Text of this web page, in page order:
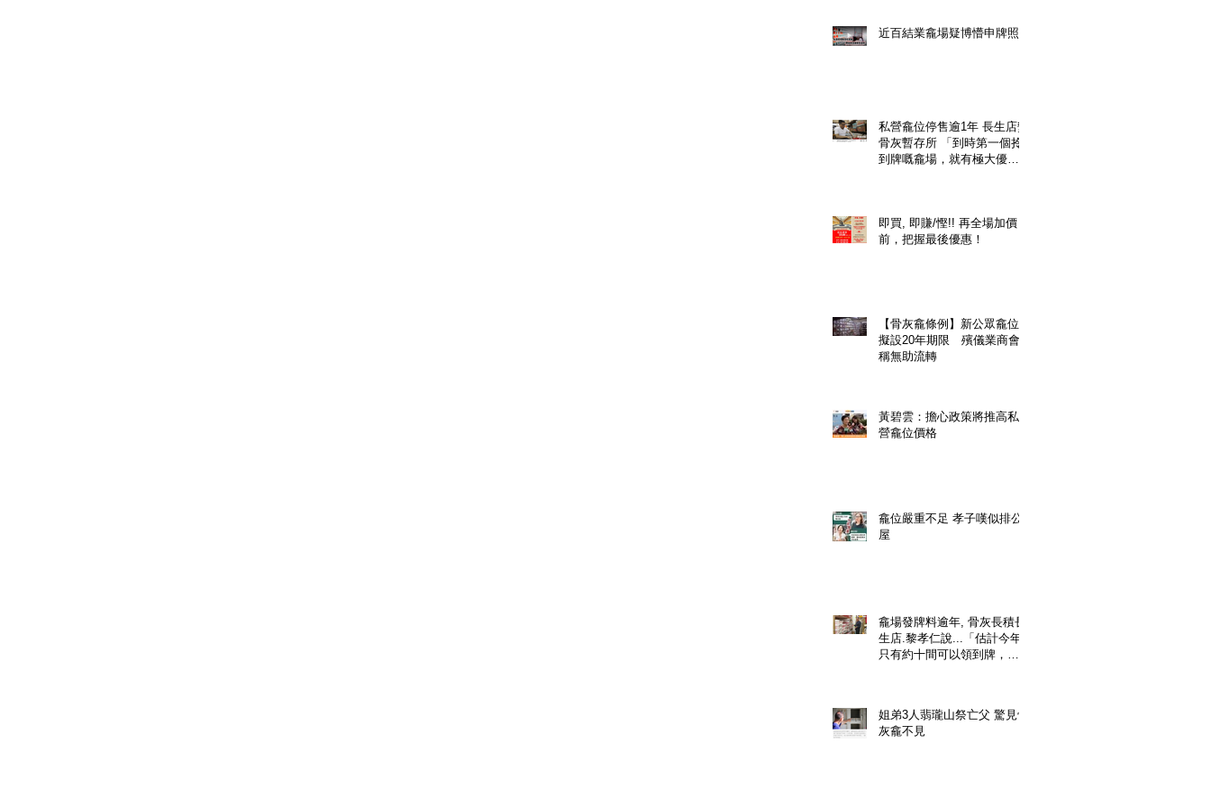
近百結業龕場疑博懵申牌照
私營龕位停售逾1年 長生店變
骨灰暫存所 「到時第一個拎
到牌嘅龕場，就有極大優
即買, 即賺/慳!! 再全場加價
前，把握最後優惠！
【骨灰龕條例】新公眾龕位
擬設20年期限 殯儀業商會
稱無助流轉
黃碧雲：擔心政策將推高私
營龕位價格
龕位嚴重不足 孝子嘆似排公
屋
龕場發牌料逾年, 骨灰長積長
生店.黎孝仁說...「估計今年
只有約十間可以領到牌，勢
姐弟3人翡瓏山祭亡父 驚見骨
灰龕不見